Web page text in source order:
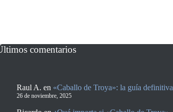
comentarios
Raul A. en «Caballo de Troya»: la guía definitiva
26 de noviembre, 2025